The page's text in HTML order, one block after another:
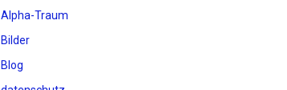
Alpha-Traum
Bilder
Blog